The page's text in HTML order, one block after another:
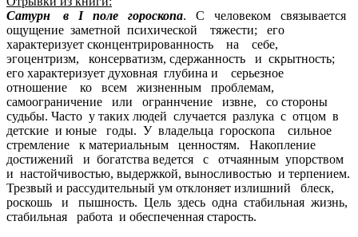
Сатурн в I поле гороскопа. С человеком связывается
ощущение заметной психической тяжести; его
характеризует сконцентрированность на себе,
эгоцентризм, консерватизм, сдержанность и скрытность;
его характеризует духовная глубина и серьезное
отношение ко всем жизненным проблемам,
самоограничение или ограннчение извне, со стороны
судьбы. Часто у таких людей случается разлука с отцом в
детские и юные годы. У владельца гороскопа сильное
стремление к материальным ценностям. Накопление
достижений и богатства ведется с отчаянным упорством
и настойчивостью, выдержкой, выносливостью и терпением.
Трезвый и рассудительный ум отклоняет излишний блеск,
роскошь и пышность. Цель здесь одна стабильная жизнь,
стабильная работа и обеспеченная старость.